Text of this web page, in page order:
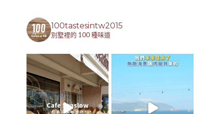
100tastesintw2015
別墅裡的 100 種味道